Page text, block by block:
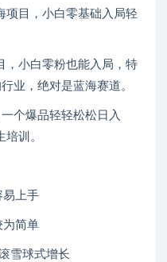
项目，小白零基础入局轻
，小白零粉也能入局，特
业，绝对是蓝海赛道。
个爆品轻轻松松日入
训。
易上手
为简单
雪球式增长